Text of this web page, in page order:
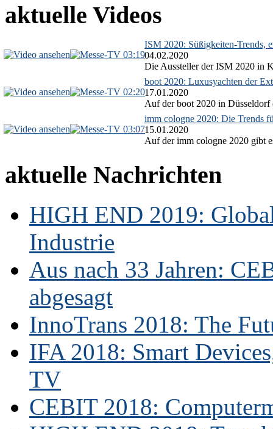
aktuelle Videos
03:19
ISM 2020: Süßigkeiten-Trends,
04.02.2020
Die Aussteller der ISM 2020 in
02:20
boot 2020: Luxusyachten der
17.01.2020
Auf der boot 2020 in Düsseldorf
03:07
imm cologne 2020: Die Trends
15.01.2020
Auf der imm cologne 2020 gibt
aktuelle Nachrichten
HIGH END 2019:
Industrie
Aus nach 33 Jahren:
abgesagt
InnoTrans 2018: The
IFA 2018: Smart
TV
CEBIT 2018: